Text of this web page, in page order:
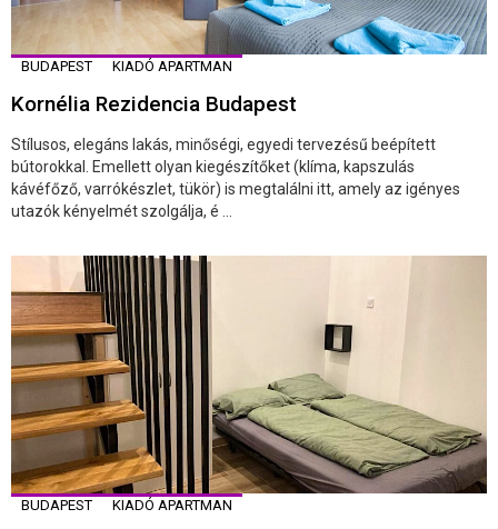
BUDAPEST KIADÓ APARTMAN
Kornélia Rezidencia Budapest
Stílusos, elegáns lakás, minőségi, egyedi tervezésű beépített
bútorokkal. Emellett olyan kiegészítőket (klíma, kapszulás
kávéfőző, varrókészlet, tükör) is megtalálni itt, amely az igényes
utazók kényelmét szolgálja, é ...
BUDAPEST KIADÓ APARTMAN